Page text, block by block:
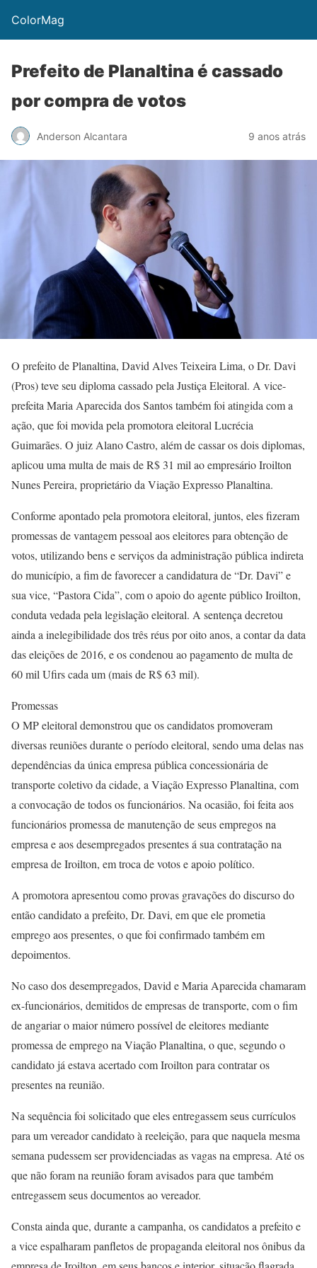
ColorMag
Prefeito de Planaltina é cassado
por compra de votos
Anderson Alcantara 9 anos atrás
O prefeito de Planaltina, David Alves Teixeira Lima, o Dr. Davi
(Pros) teve seu diploma cassado pela Justiça Eleitoral. A vice-
prefeita Maria Aparecida dos Santos também foi atingida com a
ação, que foi movida pela promotora eleitoral Lucrécia
Guimarães. O juiz Alano Castro, além de cassar os dois diplomas,
aplicou uma multa de mais de R$ 31 mil ao empresário Iroilton
Nunes Pereira, proprietário da Viação Expresso Planaltina.
Conforme apontado pela promotora eleitoral, juntos, eles fizeram
promessas de vantagem pessoal aos eleitores para obtenção de
votos, utilizando bens e serviços da administração pública indireta
do município, a fim de favorecer a candidatura de “Dr. Davi” e
sua vice, “Pastora Cida”, com o apoio do agente público Iroilton,
conduta vedada pela legislação eleitoral. A sentença decretou
ainda a inelegibilidade dos três réus por oito anos, a contar da data
das eleições de 2016, e os condenou ao pagamento de multa de
60 mil Ufirs cada um (mais de R$ 63 mil).
Promessas
O MP eleitoral demonstrou que os candidatos promoveram
diversas reuniões durante o período eleitoral, sendo uma delas nas
dependências da única empresa pública concessionária de
transporte coletivo da cidade, a Viação Expresso Planaltina, com
a convocação de todos os funcionários. Na ocasião, foi feita aos
funcionários promessa de manutenção de seus empregos na
empresa e aos desempregados presentes á sua contratação na
empresa de Iroilton, em troca de votos e apoio político.
A promotora apresentou como provas gravações do discurso do
então candidato a prefeito, Dr. Davi, em que ele prometia
emprego aos presentes, o que foi confirmado também em
depoimentos.
No caso dos desempregados, David e Maria Aparecida chamaram
ex-funcionários, demitidos de empresas de transporte, com o fim
de angariar o maior número possível de eleitores mediante
promessa de emprego na Viação Planaltina, o que, segundo o
candidato já estava acertado com Iroilton para contratar os
presentes na reunião.
Na sequência foi solicitado que eles entregassem seus currículos
para um vereador candidato à reeleição, para que naquela mesma
semana pudessem ser providenciadas as vagas na empresa. Até os
que não foram na reunião foram avisados para que também
entregassem seus documentos ao vereador.
Consta ainda que, durante a campanha, os candidatos a prefeito e
a vice espalharam panfletos de propaganda eleitoral nos ônibus da